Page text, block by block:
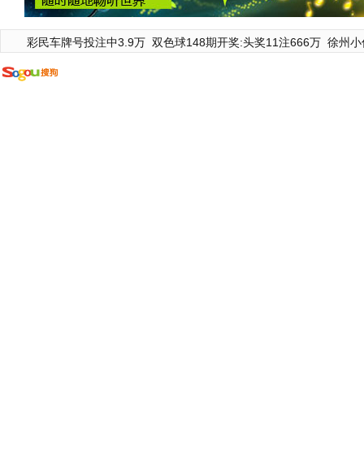
彩民车牌号投注中3.9万 双色球148期开奖:头奖11注666万 徐州